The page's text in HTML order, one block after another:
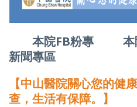
本院FB粉專
新聞專區
【中山醫院關心您的健
查，生活有保障。】